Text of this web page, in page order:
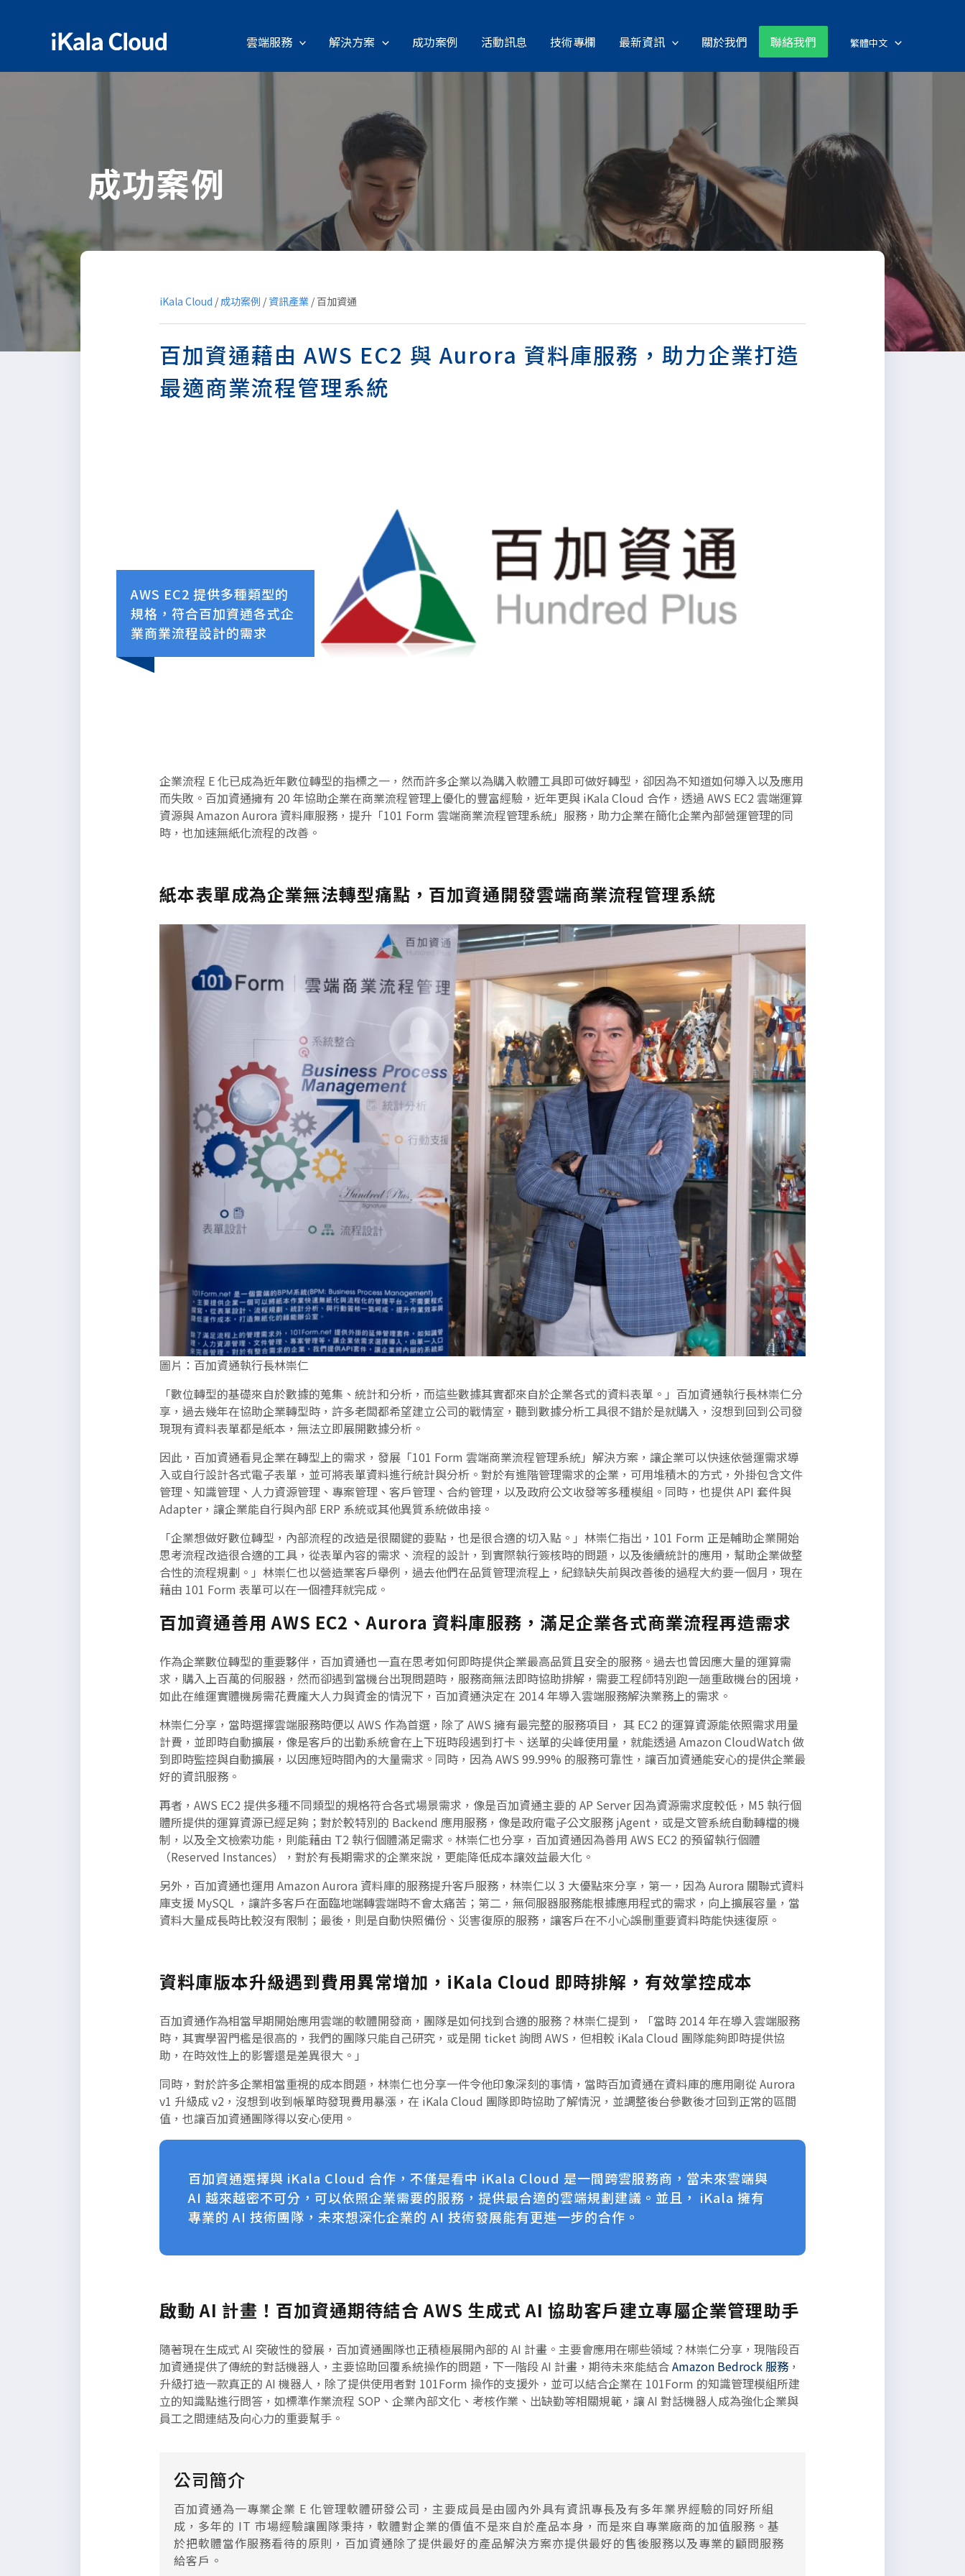
雲端服務 解決方案 成功案例 活動訊息 技術專欄 最新資訊 關於我們 聯絡我們 繁體中文
成功案例
iKala Cloud / 成功案例 / 資訊產業 / 百加資通
百加資通藉由 AWS EC2 與 Aurora 資料庫服務，助力企業打造
最適商業流程管理系統
AWS EC2 提供多種類型的
規格，符合百加資通各式企
業商業流程設計的需求
企業流程 E 化已成為近年數位轉型的指標之一，然而許多企業以為購入軟體工具即可做好轉型，卻因為不知道如何導入以及應用
而失敗。百加資通擁有 20 年協助企業在商業流程管理上優化的豐富經驗，近年更與 iKala Cloud 合作，透過 AWS EC2 雲端運算
資源與 Amazon Aurora 資料庫服務，提升「101 Form 雲端商業流程管理系統」服務，助力企業在簡化企業內部營運管理的同
時，也加速無紙化流程的改善。
紙本表單成為企業無法轉型痛點，百加資通開發雲端商業流程管理系統
圖片：百加資通執行長林崇仁
「數位轉型的基礎來自於數據的蒐集、統計和分析，而這些數據其實都來自於企業各式的資料表單。」百加資通執行長林崇仁分
享，過去幾年在協助企業轉型時，許多老闆都希望建立公司的戰情室，聽到數據分析工具很不錯於是就購入，沒想到回到公司發
現現有資料表單都是紙本，無法立即展開數據分析。
因此，百加資通看見企業在轉型上的需求，發展「101 Form 雲端商業流程管理系統」解決方案，讓企業可以快速依營運需求導
入或自行設計各式電子表單，並可將表單資料進行統計與分析。對於有進階管理需求的企業，可用堆積木的方式，外掛包含文件
管理、知識管理、人力資源管理、專案管理、客戶管理、合約管理，以及政府公文收發等多種模組。同時，也提供 API 套件與
Adapter，讓企業能自行與內部 ERP 系統或其他異質系統做串接。
「企業想做好數位轉型，內部流程的改造是很關鍵的要點，也是很合適的切入點。」林崇仁指出，101 Form 正是輔助企業開始
思考流程改造很合適的工具，從表單內容的需求、流程的設計，到實際執行簽核時的問題，以及後續統計的應用，幫助企業做整
合性的流程規劃。」林崇仁也以營造業客戶舉例，過去他們在品質管理流程上，紀錄缺失前與改善後的過程大約要一個月，現在
藉由 101 Form 表單可以在一個禮拜就完成。
百加資通善用 AWS EC2、Aurora 資料庫服務，滿足企業各式商業流程再造需求
作為企業數位轉型的重要夥伴，百加資通也一直在思考如何即時提供企業最高品質且安全的服務。過去也曾因應大量的運算需
求，購入上百萬的伺服器，然而卻遇到當機台出現問題時，服務商無法即時協助排解，需要工程師特別跑一趟重啟機台的困境，
如此在維運實體機房需花費龐大人力與資金的情況下，百加資通決定在 2014 年導入雲端服務解決業務上的需求。
林崇仁分享，當時選擇雲端服務時便以 AWS 作為首選，除了 AWS 擁有最完整的服務項目， 其 EC2 的運算資源能依照需求用量
計費，並即時自動擴展，像是客戶的出勤系統會在上下班時段遇到打卡、送單的尖峰使用量，就能透過 Amazon CloudWatch 做
到即時監控與自動擴展，以因應短時間內的大量需求。同時，因為 AWS 99.99% 的服務可靠性，讓百加資通能安心的提供企業最
好的資訊服務。
再者，AWS EC2 提供多種不同類型的規格符合各式場景需求，像是百加資通主要的 AP Server 因為資源需求度較低，M5 執行個
體所提供的運算資源已經足夠；對於較特別的 Backend 應用服務，像是政府電子公文服務 jAgent，或是文管系統自動轉檔的機
制，以及全文檢索功能，則能藉由 T2 執行個體滿足需求。林崇仁也分享，百加資通因為善用 AWS EC2 的預留執行個體
（Reserved Instances），對於有長期需求的企業來說，更能降低成本讓效益最大化。
另外，百加資通也運用 Amazon Aurora 資料庫的服務提升客戶服務，林崇仁以 3 大優點來分享，第一，因為 Aurora 關聯式資料
庫支援 MySQL ，讓許多客戶在面臨地端轉雲端時不會太痛苦；第二，無伺服器服務能根據應用程式的需求，向上擴展容量，當
資料大量成長時比較沒有限制；最後，則是自動快照備份、災害復原的服務，讓客戶在不小心誤刪重要資料時能快速復原。
資料庫版本升級遇到費用異常增加，iKala Cloud 即時排解，有效掌控成本
百加資通作為相當早期開始應用雲端的軟體開發商，團隊是如何找到合適的服務？林崇仁提到，「當時 2014 年在導入雲端服務
時，其實學習門檻是很高的，我們的團隊只能自己研究，或是開 ticket 詢問 AWS，但相較 iKala Cloud 團隊能夠即時提供協
助，在時效性上的影響還是差異很大。」
同時，對於許多企業相當重視的成本問題，林崇仁也分享一件令他印象深刻的事情，當時百加資通在資料庫的應用剛從 Aurora
v1 升級成 v2，沒想到收到帳單時發現費用暴漲，在 iKala Cloud 團隊即時協助了解情況，並調整後台參數後才回到正常的區間
值，也讓百加資通團隊得以安心使用。
百加資通選擇與 iKala Cloud 合作，不僅是看中 iKala Cloud 是一間跨雲服務商，當未來雲端與
AI 越來越密不可分，可以依照企業需要的服務，提供最合適的雲端規劃建議。並且， iKala 擁有
專業的 AI 技術團隊，未來想深化企業的 AI 技術發展能有更進一步的合作。
啟動 AI 計畫！百加資通期待結合 AWS 生成式 AI 協助客戶建立專屬企業管理助手
隨著現在生成式 AI 突破性的發展，百加資通團隊也正積極展開內部的 AI 計畫。主要會應用在哪些領域？林崇仁分享，現階段百
加資通提供了傳統的對話機器人，主要協助回覆系統操作的問題，下一階段 AI 計畫，期待未來能結合Amazon Bedrock 服務 ，
升級打造一款真正的 AI 機器人，除了提供使用者對 101Form 操作的支援外，並可以結合企業在 101Form 的知識管理模組所建
立的知識點進行問答，如標準作業流程 SOP、企業內部文化、考核作業、出缺勤等相關規範，讓 AI 對話機器人成為強化企業與
員工之間連結及向心力的重要幫手。
公司簡介
百加資通為一專業企業 E 化管理軟體研發公司，主要成員是由國內外具有資訊專長及有多年業界經驗的同好所組
成，多年的 IT 市場經驗讓團隊秉持，軟體對企業的價值不是來自於產品本身，而是來自專業廠商的加值服務。基
於把軟體當作服務看待的原則，百加資通除了提供最好的產品解決方案亦提供最好的售後服務以及專業的顧問服務
給客戶。
度而定義的無意義內文，請自行參